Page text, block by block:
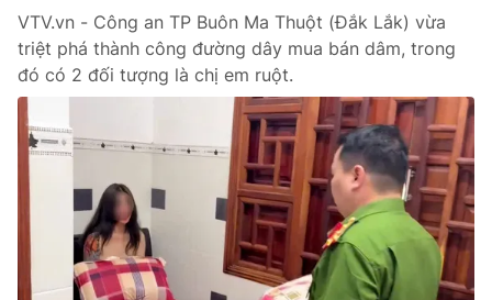
Tổng đài VTV:
024.38 355 931 - 024.38 355 932
Ðiện thoại Thời báo VTV:024.66 897 897
Email:toasoan@vtv.vn
Liên hệ quảng cáo:024-7300.7108
VTV.vn - Công an TP Buôn Ma Thuột (Đắk Lắk) vừa
triệt phá thành công đường dây mua bán dâm, trong
đó có 2 đối tượng là chị em ruột.